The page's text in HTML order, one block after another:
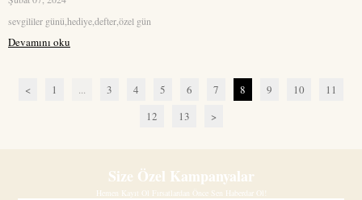
sevgililer günü,hediye,defter,özel gün
Devamını oku
< 1 ... 3 4 5 6 7 8 9 10
11
12
13 >
Size Özel Kampanyalar
Hemen Kayıt Ol Fırsatlardan Önce Sen Haberdar Ol!